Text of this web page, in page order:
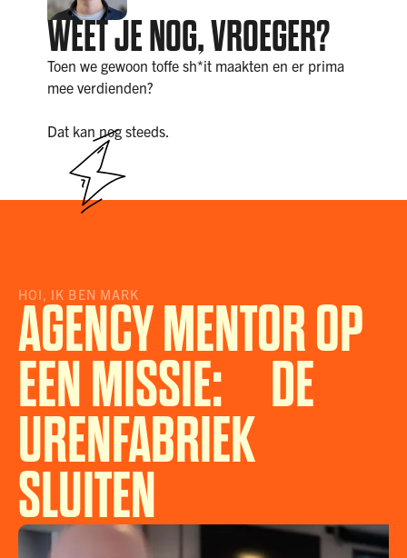
WEET JE NOG, VROEGER?
Toen we gewoon toffe sh*it maakten en er prima
mee verdienden?
Dat kan nog steeds.
HOI, IK BEN MARK
AGENCY MENTOR OP
EEN MISSIE: DE
URENFABRIEK
SLUITEN